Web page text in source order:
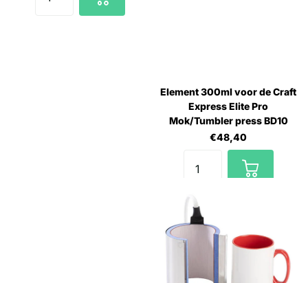
Element 300ml voor de Craft
Express Elite Pro
Mok/Tumbler press BD10
€48,40